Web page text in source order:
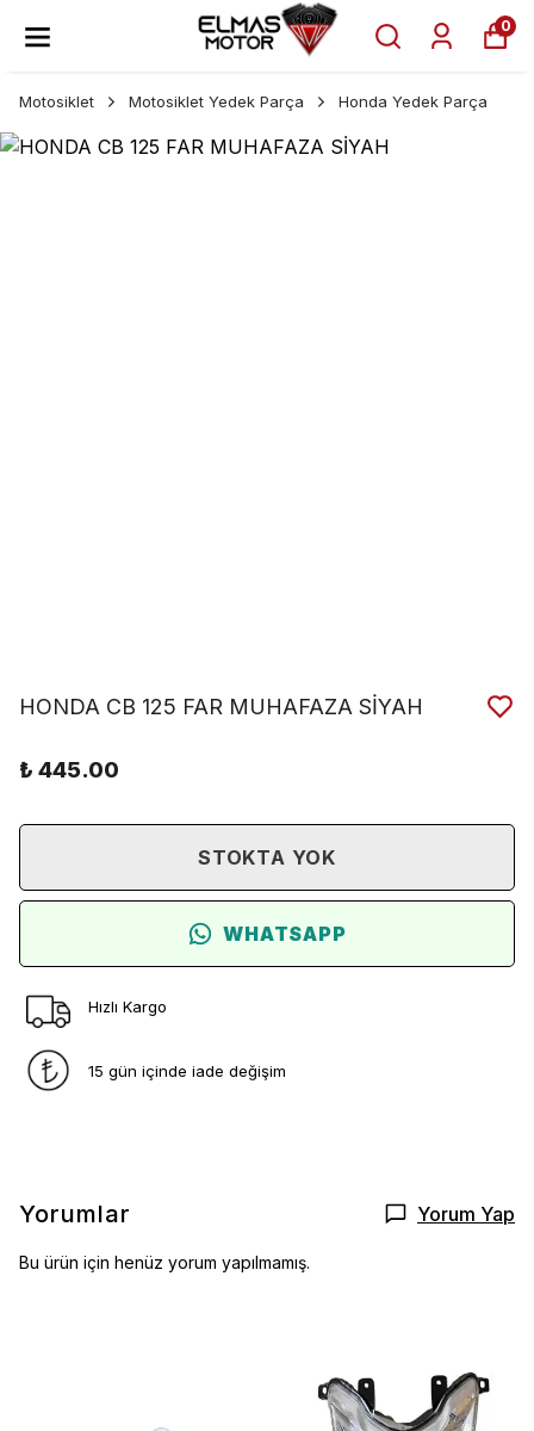
0
Motosiklet Motosiklet Yedek Parça Honda Yedek Parça
HONDA CB 125 FAR MUHAFAZA SİYAH
₺ 445.00
STOKTA YOK
WHATSAPP
Hızlı Kargo
15 gün içinde iade değişim
Yorumlar Yorum Yap
Bu ürün için henüz yorum yapılmamış.